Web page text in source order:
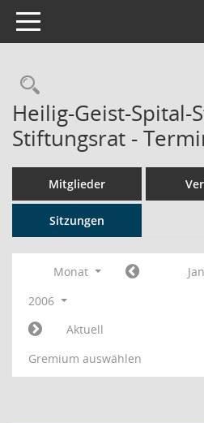
Toggle navigation
Rechercheauswahl
Heilig-Geist-Spital-
Stiftungsrat -
Mitglieder
Sitzungen
Monat
2006
Aktuell
Gremium auswählen